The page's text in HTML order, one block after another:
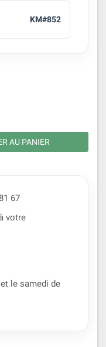
KM#852
AU PANIER
67
votre
le samedi de